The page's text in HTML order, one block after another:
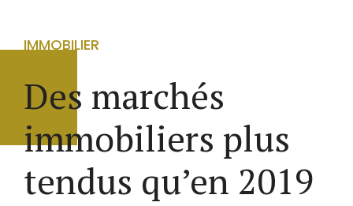
IMMOBILIER
Des marchés
immobiliers plus
tendus qu’en 2019